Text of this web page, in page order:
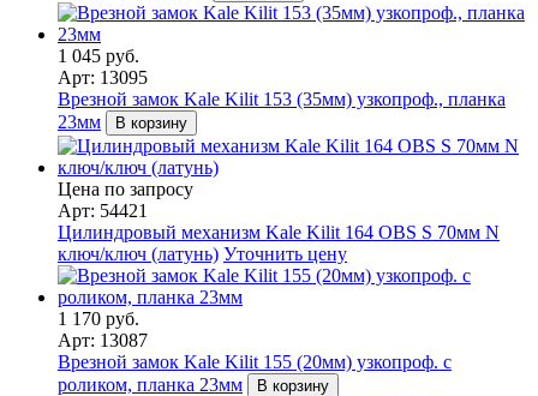
1 045 руб.
Арт: 13095
Врезной замок Kale Kilit 153 (35мм) узкопроф., планка
23мм
В корзину
Цена по запросу
Арт: 54421
Цилиндровый механизм Kale Kilit 164 OBS S 70мм N
ключ/ключ (латунь) Уточнить цену
1 170 руб.
Арт: 13087
Врезной замок Kale Kilit 155 (20мм) узкопроф. с
роликом, планка 23мм
В корзину